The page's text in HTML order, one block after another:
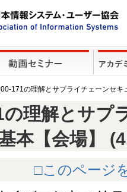
171の理解とサプライチェーンセキ
の理解とサプ
本【会場】
□このページ